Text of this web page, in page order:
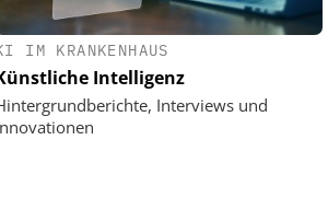
IM KRANKENHAUS
Intelligenz
Interviews und
EASY SOFTWARE AG
Digitalisierung im
Personalmanagement: Von digitaler
Ordnung zur KI-fähigen Steuerung